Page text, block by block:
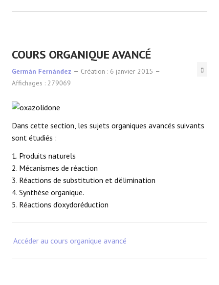
COURS ORGANIQUE AVANCÉ
Germán Fernández
Création : 6 janvier 2015
Affichages : 279069
Dans cette section, les sujets organiques avancés suivants
sont étudiés :
1. Produits naturels
2. Mécanismes de réaction
3. Réactions de substitution et d'élimination
4. Synthèse organique.
5. Réactions d'oxydoréduction
Accéder au cours organique avancé